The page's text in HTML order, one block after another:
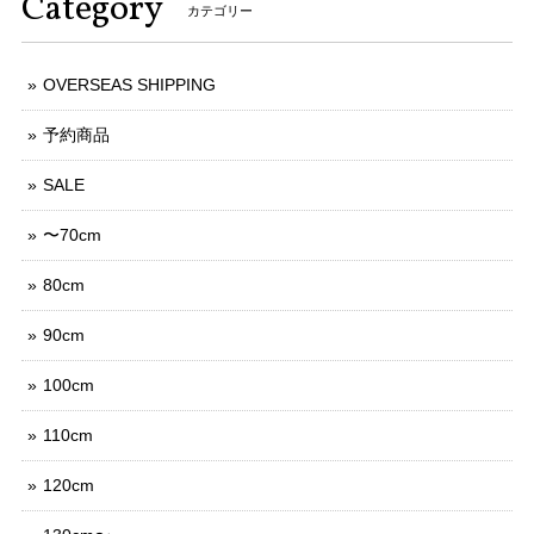
カテゴリー
OVERSEAS SHIPPING
予約商品
SALE
〜70cm
80cm
90cm
100cm
110cm
120cm